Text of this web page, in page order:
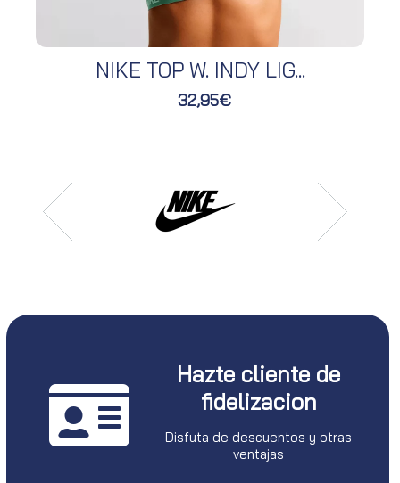
NIKE TOP W. INDY LIG...
32,95€
Hazte cliente de
fidelizacion
Disfuta de descuentos y otras
ventajas